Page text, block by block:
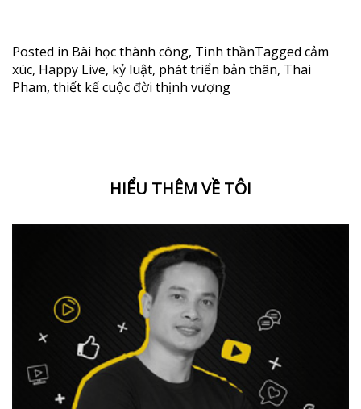
Posted in Bài học thành công, Tinh thầnTagged cảm
xúc, Happy Live, kỷ luật, phát triển bản thân, Thai
Pham, thiết kế cuộc đời thịnh vượng
HIỂU THÊM VỀ TÔI